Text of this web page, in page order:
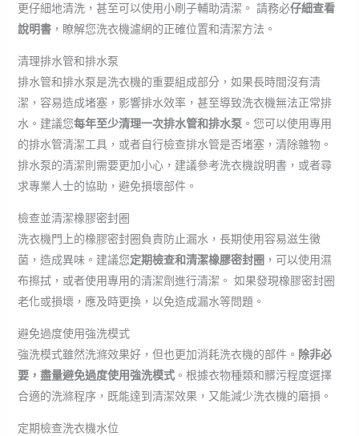
更仔細地清洗，甚至可以使用小刷子輔助清潔。 請務必仔細查看
說明書，瞭解您洗衣機濾網的正確位置和清潔方法。
清理排水管和排水泵
排水管和排水泵是洗衣機的重要組成部分，如果長時間沒有清
潔，容易造成堵塞，影響排水效率，甚至導致洗衣機無法正常排
水。建議您每年至少清理一次排水管和排水泵。您可以使用專用
的排水管清潔工具，或者自行檢查排水管是否堵塞，清除雜物。
排水泵的清潔則需要更加小心，建議參考洗衣機說明書，或者尋
求專業人士的協助，避免損壞部件。
檢查並清潔橡膠密封圈
洗衣機門上的橡膠密封圈負責防止漏水，長期使用容易滋生黴
菌，造成異味。建議您定期檢查和清潔橡膠密封圈，可以使用濕
布擦拭，或者使用專用的清潔劑進行清潔。 如果發現橡膠密封圈
老化或損壞，應及時更換，以免造成漏水等問題。
避免過度使用強洗模式
強洗模式雖然洗滌效果好，但也更加消耗洗衣機的部件。 除非必
要，盡量避免過度使用強洗模式。根據衣物種類和髒污程度選擇
合適的洗滌程序，既能達到清潔效果，又能減少洗衣機的磨損。
定期檢查洗衣機水位